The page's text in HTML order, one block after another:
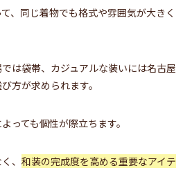
、同じ着物でも格式や雰囲気が大きく
は袋帯、カジュアルな装いには名古屋
方が求められます。
っても個性が際立ちます。
、 和装の完成度を高める重要なアイテ